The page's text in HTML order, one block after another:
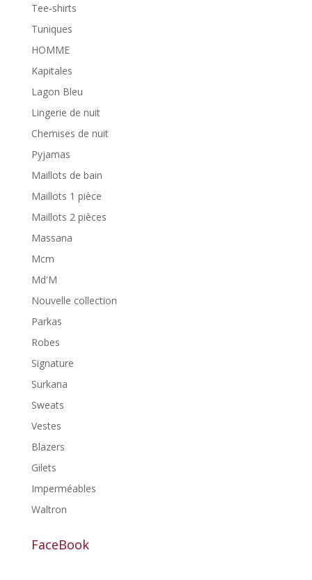
Tee-shirts
Tuniques
HOMME
Kapitales
Lagon Bleu
Lingerie de nuit
Chemises de nuit
Pyjamas
Maillots de bain
Maillots 1 pièce
Maillots 2 pièces
Massana
Mcm
Md'M
Nouvelle collection
Parkas
Robes
Signature
Surkana
Sweats
Vestes
Blazers
Gilets
Imperméables
Waltron
FaceBook